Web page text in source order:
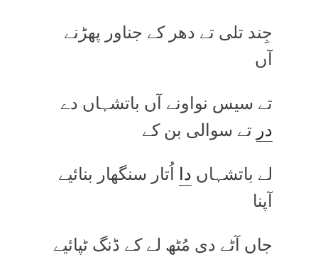
جِند تلی تے دھر کے جناور پھڑنے
آں
تے سیس نواونے آں باتشہاں دے
در تے سوالی بن کے
لے باتشہاں دا اُتار سنگھار بنائیے
آپنا
جاں آٹے دی مُٹھ لے کے ڈنگ ٹپائیے